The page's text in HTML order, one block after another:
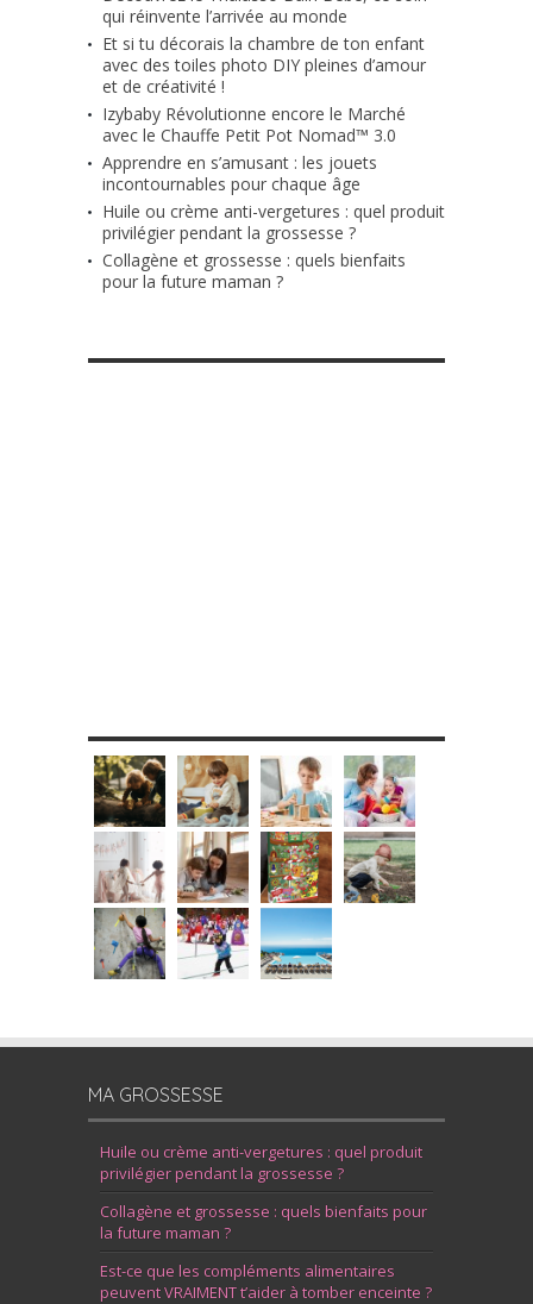
qui réinvente l’arrivée au monde
Et si tu décorais la chambre de ton enfant
avec des toiles photo DIY pleines d’amour
et de créativité !
Izybaby Révolutionne encore le Marché
avec le Chauffe Petit Pot Nomad™ 3.0
Apprendre en s’amusant : les jouets
incontournables pour chaque âge
Huile ou crème anti-vergetures : quel produit
privilégier pendant la grossesse ?
Collagène et grossesse : quels bienfaits
pour la future maman ?
MA GROSSESSE
Huile ou crème anti-vergetures : quel produit
privilégier pendant la grossesse ?
Collagène et grossesse : quels bienfaits pour
la future maman ?
Est-ce que les compléments alimentaires
peuvent VRAIMENT t’aider à tomber enceinte ?